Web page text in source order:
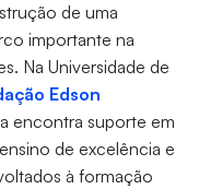
de uma
importante na
Na Universidade de
Edson
encontra suporte em
de excelência e
à formação